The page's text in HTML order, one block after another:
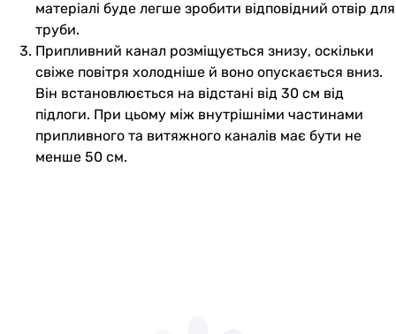
матеріалі буде легше зробити відповідний отвір для
труби.
Припливний канал розміщується знизу, оскільки
свіже повітря холодніше й воно опускається вниз.
Він встановлюється на відстані від 30 см від
підлоги. При цьому між внутрішніми частинами
припливного та витяжного каналів має бути не
менше 50 см.